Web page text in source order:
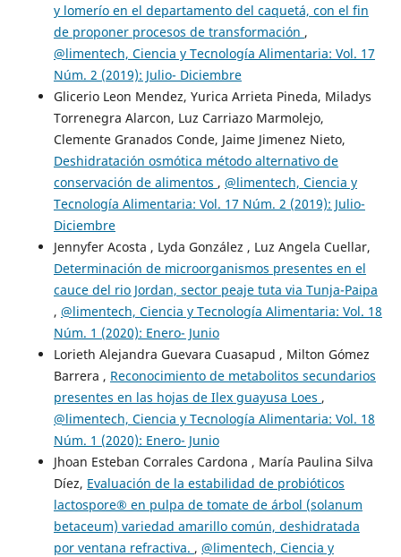
y lomerío en el departamento del caquetá, con el fin
de proponer procesos de transformación ,
@limentech, Ciencia y Tecnología Alimentaria: Vol. 17
Núm. 2 (2019): Julio- Diciembre
Glicerio Leon Mendez, Yurica Arrieta Pineda, Miladys
Torrenegra Alarcon, Luz Carriazo Marmolejo,
Clemente Granados Conde, Jaime Jimenez Nieto,
Deshidratación osmótica método alternativo de
conservación de alimentos , @limentech, Ciencia y
Tecnología Alimentaria: Vol. 17 Núm. 2 (2019): Julio-
Diciembre
Jennyfer Acosta , Lyda González , Luz Angela Cuellar,
Determinación de microorganismos presentes en el
cauce del rio Jordan, sector peaje tuta via Tunja-Paipa
, @limentech, Ciencia y Tecnología Alimentaria: Vol. 18
Núm. 1 (2020): Enero- Junio
Lorieth Alejandra Guevara Cuasapud , Milton Gómez
Barrera , Reconocimiento de metabolitos secundarios
presentes en las hojas de Ilex guayusa Loes ,
@limentech, Ciencia y Tecnología Alimentaria: Vol. 18
Núm. 1 (2020): Enero- Junio
Jhoan Esteban Corrales Cardona , María Paulina Silva
Díez, Evaluación de la estabilidad de probióticos
lactospore® en pulpa de tomate de árbol (solanum
betaceum) variedad amarillo común, deshidratada
por ventana refractiva. , @limentech, Ciencia y